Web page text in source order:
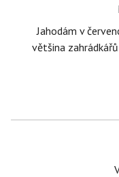
Jahodám v
většina